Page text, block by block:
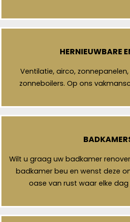
HERNIEUWBARE
Ventilatie, airco,
zonneboilers. Op ons
Wilt u graag uw badkamer
badkamer beu en wenst deze
oase van rust waar elke dag